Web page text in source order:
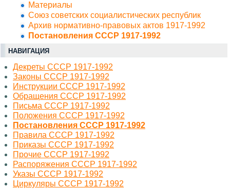
Материалы
Союз советских социалистических республик
Архив нормативно-правовых актов 1917-1992
Постановления СССР 1917-1992
НАВИГАЦИЯ
Декреты СССР 1917-1992
Законы СССР 1917-1992
Инструкции СССР 1917-1992
Обращения СССР 1917-1992
Письма СССР 1917-1992
Положения СССР 1917-1992
Постановления СССР 1917-1992
Правила СССР 1917-1992
Приказы СССР 1917-1992
Прочие СССР 1917-1992
Распоряжения СССР 1917-1992
Указы СССР 1917-1992
Циркуляры СССР 1917-1992